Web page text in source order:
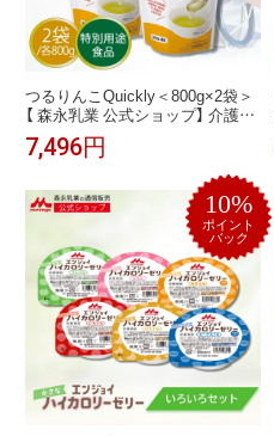
つるりんこQuickly＜800g×2袋＞
【 森永乳業 公式ショップ】 介護食
とろみ剤 トロミ剤 嚥下食 嚥下補
助 餡 ペースト ミキサー食 かまな
くてよい とろみ 食事 スティック
剤 誤 嚥 嚥下困難者 嚥下 食 おや
つ 介護食ペースト ペースト食 セ
ット えん下 えんげ 特別用途食品
7,496円
10%
ポイント
バック